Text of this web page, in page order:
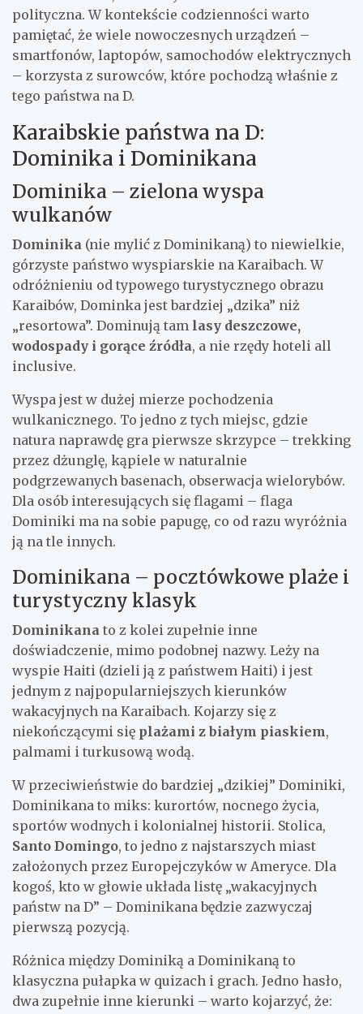
polityczna. W kontekście codzienności warto
pamiętać, że wiele nowoczesnych urządzeń –
smartfonów, laptopów, samochodów elektrycznych
– korzysta z surowców, które pochodzą właśnie z
tego państwa na D.
Karaibskie państwa na D:
Dominika i Dominikana
Dominika – zielona wyspa
wulkanów
Dominika (nie mylić z Dominikaną) to niewielkie,
górzyste państwo wyspiarskie na Karaibach. W
odróżnieniu od typowego turystycznego obrazu
Karaibów, Dominka jest bardziej „dzika” niż
„resortowa”. Dominują tam lasy deszczowe,
wodospady i gorące źródła, a nie rzędy hoteli all
inclusive.
Wyspa jest w dużej mierze pochodzenia
wulkanicznego. To jedno z tych miejsc, gdzie
natura naprawdę gra pierwsze skrzypce – trekking
przez dżunglę, kąpiele w naturalnie
podgrzewanych basenach, obserwacja wielorybów.
Dla osób interesujących się flagami – flaga
Dominiki ma na sobie papugę, co od razu wyróżnia
ją na tle innych.
Dominikana – pocztówkowe plaże i
turystyczny klasyk
Dominikana to z kolei zupełnie inne
doświadczenie, mimo podobnej nazwy. Leży na
wyspie Haiti (dzieli ją z państwem Haiti) i jest
jednym z najpopularniejszych kierunków
wakacyjnych na Karaibach. Kojarzy się z
niekończącymi się plażami z białym piaskiem,
palmami i turkusową wodą.
W przeciwieństwie do bardziej „dzikiej” Dominiki,
Dominikana to miks: kurortów, nocnego życia,
sportów wodnych i kolonialnej historii. Stolica,
Santo Domingo, to jedno z najstarszych miast
założonych przez Europejczyków w Ameryce. Dla
kogoś, kto w głowie układa listę „wakacyjnych
państw na D” – Dominikana będzie zazwyczaj
pierwszą pozycją.
Różnica między Dominiką a Dominikaną to
klasyczna pułapka w quizach i grach. Jedno hasło,
dwa zupełnie inne kierunki – warto kojarzyć, że: